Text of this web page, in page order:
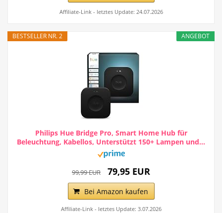
Affiliate-Link - letztes Update: 24.07.2026
ANGEBOT
BESTSELLER NR. 2
Philips Hue Bridge Pro, Smart Home Hub für
Beleuchtung, Kabellos, Unterstützt 150+ Lampen und...
99,99 EUR 79,95 EUR
Bei Amazon kaufen
Affiliate-Link - letztes Update: 3.07.2026